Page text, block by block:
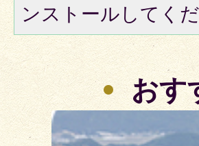
ンストールしてくだ
おす
3